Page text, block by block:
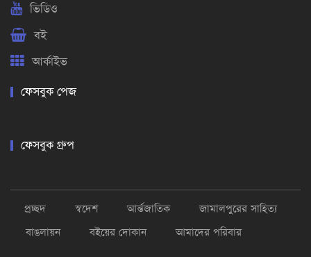
ভিডিও
বই
আর্কাইভ
ফেসবুক পেজ
ফেসবুক গ্রুপ
প্রচ্ছদ স্বদেশ আর্ন্তজাতিক
জামালপুরের সাহিত্য
বাঙলায়ন
বইয়ের দোকান আমাদের পরিবার